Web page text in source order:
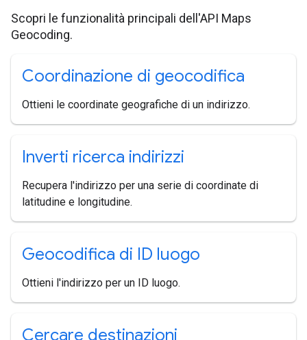
Scopri le funzionalità principali dell'API Maps
Geocoding.
Coordinazione di geocodifica
Ottieni le coordinate geografiche di un indirizzo.
Inverti ricerca indirizzi
Recupera l'indirizzo per una serie di coordinate di
latitudine e longitudine.
Geocodifica di ID luogo
Ottieni l'indirizzo per un ID luogo.
Cercare destinazioni